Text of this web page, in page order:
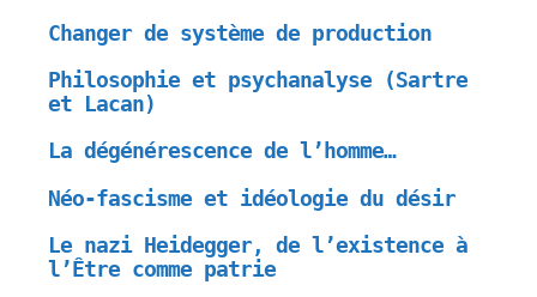
Changer de système de production
Philosophie et psychanalyse (Sartre
et Lacan)
La dégénérescence de l’homme…
Néo-fascisme et idéologie du désir
Le nazi Heidegger, de l’existence à
l’Être comme patrie